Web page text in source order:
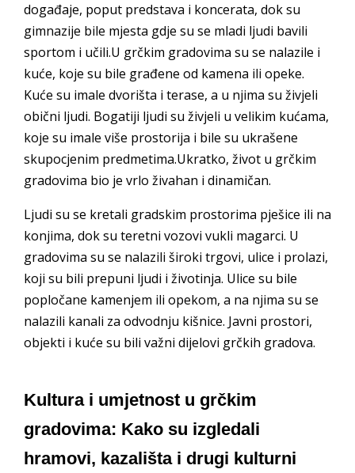
događaje, poput predstava i koncerata, dok su
gimnazije bile mjesta gdje su se mladi ljudi bavili
sportom i učili.U grčkim gradovima su se nalazile i
kuće, koje su bile građene od kamena ili opeke.
Kuće su imale dvorišta i terase, a u njima su živjeli
obični ljudi. Bogatiji ljudi su živjeli u velikim kućama,
koje su imale više prostorija i bile su ukrašene
skupocjenim predmetima.Ukratko, život u grčkim
gradovima bio je vrlo živahan i dinamičan.
Ljudi su se kretali gradskim prostorima pješice ili na
konjima, dok su teretni vozovi vukli magarci. U
gradovima su se nalazili široki trgovi, ulice i prolazi,
koji su bili prepuni ljudi i životinja. Ulice su bile
popločane kamenjem ili opekom, a na njima su se
nalazili kanali za odvodnju kišnice. Javni prostori,
objekti i kuće su bili važni dijelovi grčkih gradova.
Kultura i umjetnost u grčkim
gradovima: Kako su izgledali
hramovi, kazališta i drugi kulturni